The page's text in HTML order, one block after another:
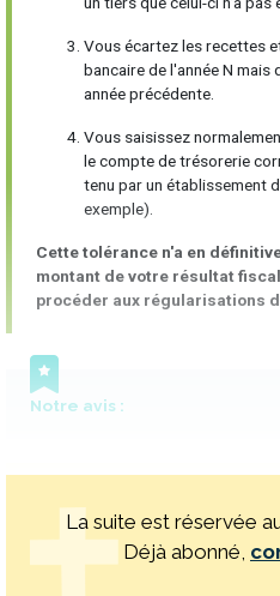
Vous écartez les recettes
bancaire de l'année N
année précédente.
Vous saisissez
le compte de trésorerie
tenu par un établissement
exemple).
Cette tolérance n'a en
montant de votre résultat
procéder aux régularisations
Notre avis :
La suite est réservée
Déjà abonné,